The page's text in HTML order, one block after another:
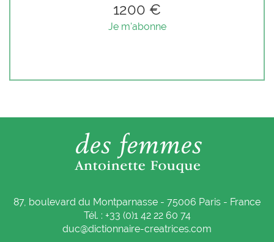
1200 €
Je m'abonne
87, boulevard du Montparnasse - 75006 Paris - France
Tél. : +33 (0)1 42 22 60 74
duc@dictionnaire-creatrices.com